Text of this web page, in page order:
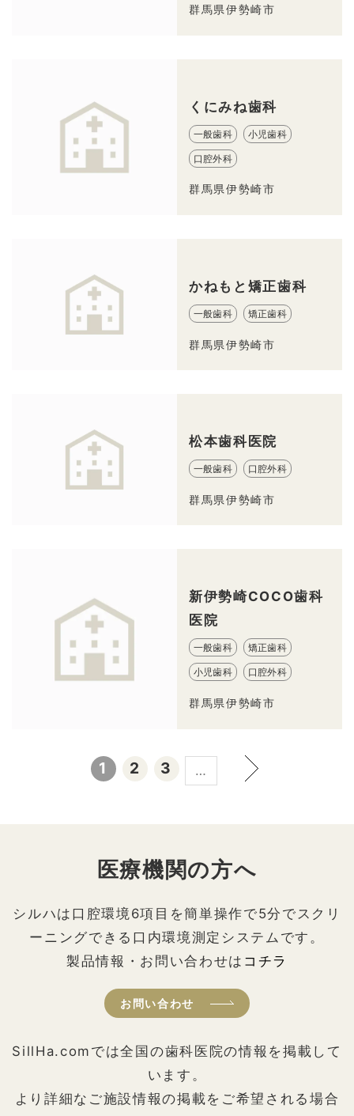
群馬県伊勢崎市
くにみね歯科
一般歯科 小児歯科
口腔外科
群馬県伊勢崎市
かねもと矯正歯科
一般歯科 矯正歯科
群馬県伊勢崎市
松本歯科医院
一般歯科 口腔外科
群馬県伊勢崎市
新伊勢崎COCO歯科
医院
一般歯科 矯正歯科
小児歯科 口腔外科
群馬県伊勢崎市
1 2 3 …
医療機関の方へ
シルハは口腔環境6項目を簡単操作で5分でスクリ
ーニングできる口内環境測定システムです。
製品情報・お問い合わせは コチラ
お問い合わせ
SillHa.comでは全国の歯科医院の情報を掲載して
います。
より詳細なご施設情報の掲載をご希望される場合